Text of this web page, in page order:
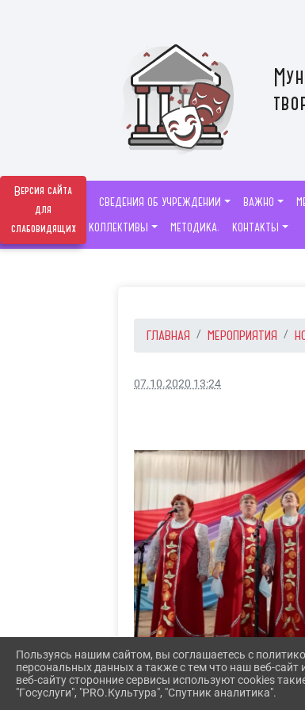
Версия сайта
для
слабовидящих
СВЕДЕНИЯ ОБ УЧРЕЖДЕНИИ ВАЖНО
ТВОРЧЕСКИЕ КОЛЛЕКТИВЫ
МЕТОДИКА. КОНТАКТЫ
ГЛАВНАЯ МЕРОПРИЯТИЯ
07.10.2020 13:24
Пользуясь нашим сайтом, вы соглашаетесь с
персональных данных а также с тем что наш веб-сайт
веб-сайту сторонние сервисы используют cookies
"Госуслуги", "PRO.Культура", "Спутник аналитика".